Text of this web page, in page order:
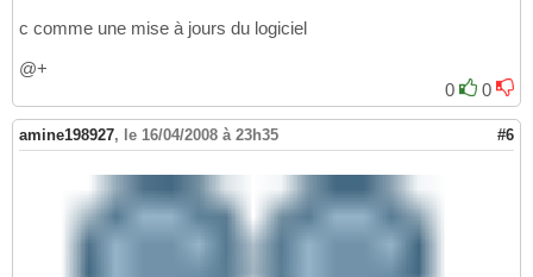
c comme une mise à jours du logiciel
@+
0
0
amine198927, le 16/04/2008 à 23h35 #6